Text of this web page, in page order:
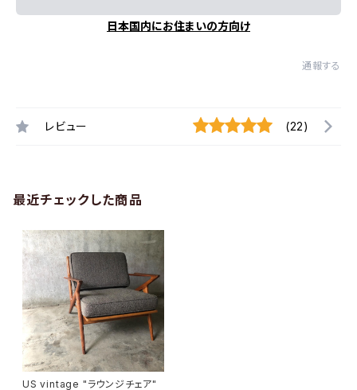
日本国内にお住まいの方向け
通報する
レビュー (22)
最近チェックした商品
US vintage "ラウンジチェア"